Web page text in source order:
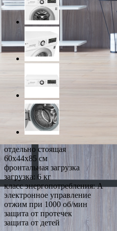
отдельно стоящая
60x44x85 см
фронтальная загрузка
загрузка: 6 кг
класс энергопотребления: A
электронное управление
отжим при 1000 об/мин
защита от протечек
защита от детей